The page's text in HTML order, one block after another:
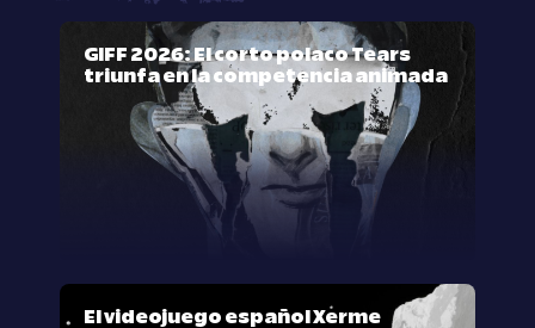
GIFF 2026: El corto polaco Tears
triunfa en la competencia animada
El videojuego español Xerme